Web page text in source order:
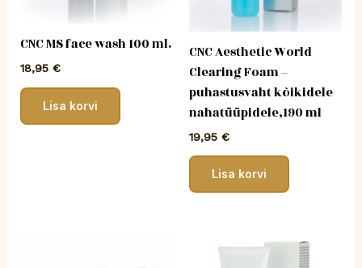
CNC MS face wash 100 ml.
18,95 €
Lisa korvi
CNC Aesthetic World
Clearing Foam –
puhastusvaht kõikidele
nahatüüpidele,190 ml
19,95 €
Lisa korvi